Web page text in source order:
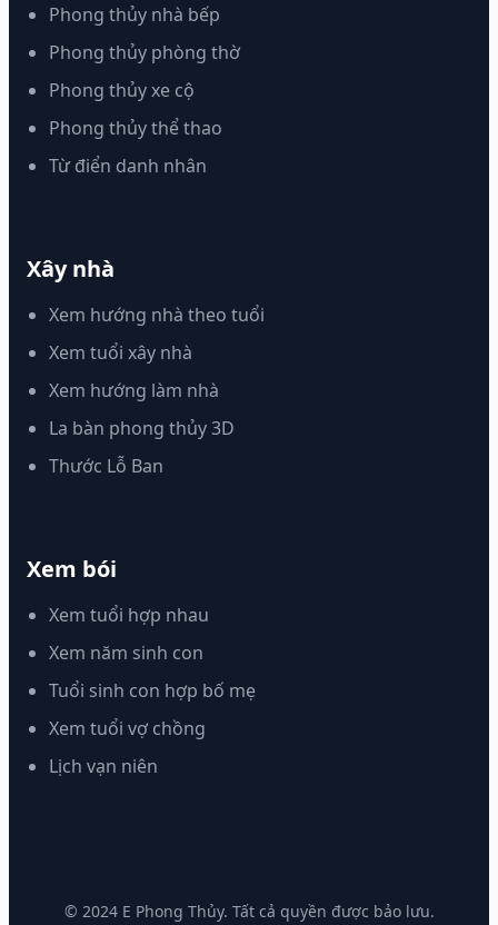
Phong thủy nhà bếp
Phong thủy phòng thờ
Phong thủy xe cộ
Phong thủy thể thao
Từ điển danh nhân
Xây nhà
Xem hướng nhà theo tuổi
Xem tuổi xây nhà
Xem hướng làm nhà
La bàn phong thủy 3D
Thước Lỗ Ban
Xem bói
Xem tuổi hợp nhau
Xem năm sinh con
Tuổi sinh con hợp bố mẹ
Xem tuổi vợ chồng
Lịch vạn niên
© 2024 E Phong Thủy. Tất cả quyền được bảo lưu.